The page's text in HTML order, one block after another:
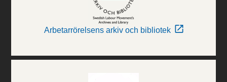
Arbetarrörelsens arkiv och bibliotek